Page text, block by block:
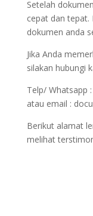
Setelah
cepat dan tepat.
dokumen anda
Jika Anda
silakan hubungi
Telp/ Whatsapp
atau email :
Berikut alamat
melihat